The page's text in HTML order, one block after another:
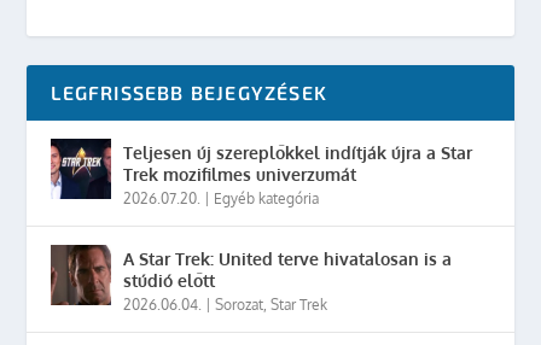
LEGFRISSEBB BEJEGYZÉSEK
Teljesen új szereplőkkel indítják újra a Star
Trek mozifilmes univerzumát
2026.07.20. | Egyéb kategória
A Star Trek: United terve hivatalosan is a
stúdió előtt
2026.06.04. |Sorozat ,Star Trek